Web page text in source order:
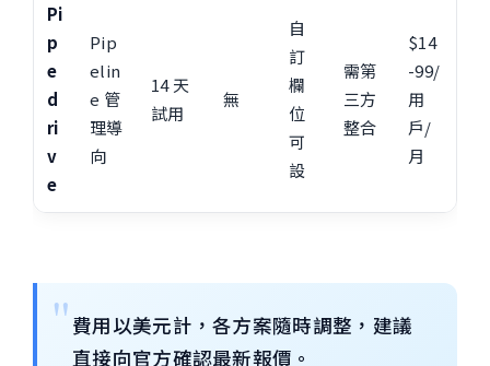
Pi
p
e
d
ri
v
e
Pip
elin
e 管
理導
向
14 天
試用
無
自
訂
欄
位
可
設
需第
三方
整合
$14
-99/
用
戶/
月
費用以美元計，各方案隨時調整，建議
直接向官方確認最新報價。